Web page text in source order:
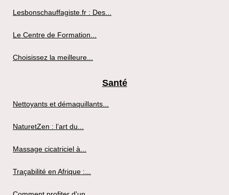
Lesbonschauffagiste.fr : Des...
Le Centre de Formation...
Choisissez la meilleure...
Santé
Nettoyants et démaquillants...
NaturetZen : l’art du...
Massage cicatriciel à...
Traçabilité en Afrique :...